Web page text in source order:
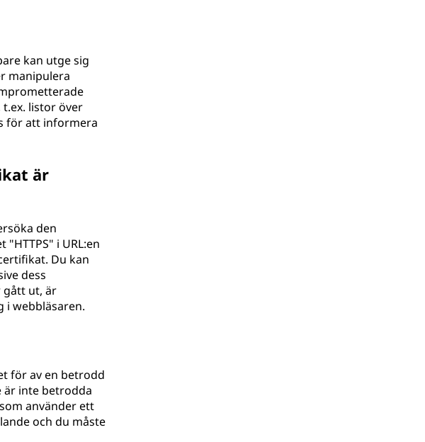
kan utge sig
manipulera
listor över
för att informera
är
den
i URL:en
Du kan
dess
gått ut, är
i webbläsaren.
för av en betrodd
är inte betrodda
använder ett
och du måste